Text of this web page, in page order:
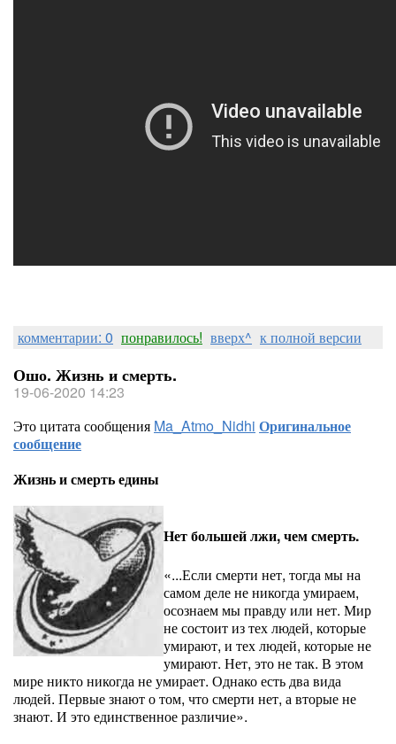
комментарии: 0 понравилось! вверх^ к полной версии
Ошо. Жизнь и смерть.
19-06-2020 14:23
Это цитата сообщения Ma_Atmo_Nidhi Оригинальное
сообщение
Жизнь и смерть едины
Нет большей лжи, чем смерть.
«...Если смерти нет, тогда мы на
самом деле не никогда умираем,
осознаем мы правду или нет. Мир
не состоит из тех людей, которые
умирают, и тех людей, которые не
умирают. Нет, это не так. В этом
мире никто никогда не умирает. Однако есть два вида
людей. Первые знают о том, что смерти нет, а вторые не
знают. И это единственное различие».